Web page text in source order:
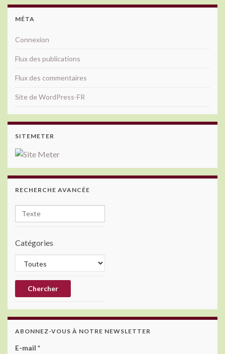
MÉTA
Connexion
Flux des publications
Flux des commentaires
Site de WordPress-FR
SITEMETER
RECHERCHE AVANCÉE
Catégories
ABONNEZ-VOUS À NOTRE NEWSLETTER
E-mail *